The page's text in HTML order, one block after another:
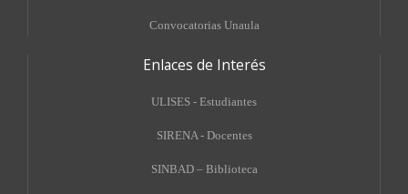
Convocatorias Unaula
Enlaces de Interés
ULISES - Estudiantes
SIRENA - Docentes
SINBAD – Biblioteca